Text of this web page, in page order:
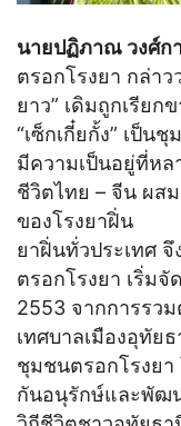
นายปฏิภาณ วงศ์ก
ตรอกโรงยา กล่า
ยาว” เดิมถูกเรียก
“เซ็กเกี๋ยกั้ง” เป็น
มีความเป็นอยู่ที่ห
ชีวิตไทย – จีน ผส
ของโรงยาฝิ่น เ
ยาฝิ่นทั่วประเทศ
ตรอกโรงยา เริ่ม
2553 จากการรว
เทศบาลเมืองอุทัย
ชุมชนตรอกโรงยา
กันอนุรักษ์และพัฒน